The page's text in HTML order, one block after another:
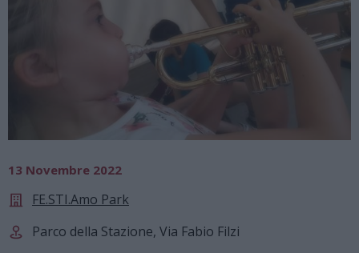
13 Novembre 2022
FE.STI.Amo Park
Parco della Stazione, Via Fabio Filzi